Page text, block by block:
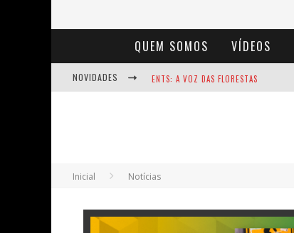
QUEM SOMOS VÍDEOS
NOVIDADES ENTS: A VOZ DAS FLORESTAS
BAÚ DE HISTÓRIAS - A JAMAIS
Inicial Notícias